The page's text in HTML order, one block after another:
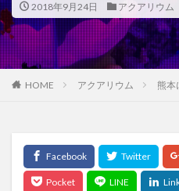
2018年9月24日 アクアリウム
HOME アクアリウム 熊本